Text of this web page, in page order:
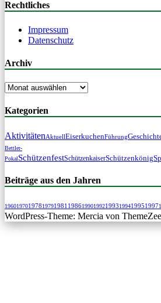
Rechtliches
Impressum
Datenschutz
Archiv
Archiv
Kategorien
AktivitätenAktuellEiserkuchenFührung
Bettler-
PokalSchützenfestSchützenkaiserSchützenkönig
Beiträge aus den Jahren
19601970197819791981 1986199019921993199419951997
WordPress-Theme: Mercia von